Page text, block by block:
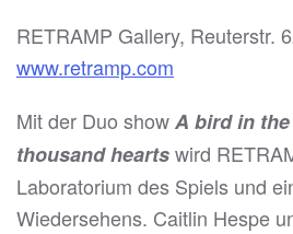
RETRAMP Gallery, Reuterstr.
www.retramp.com
Mit der Duo showA bird in
thousand heartswird
Laboratorium des Spiels und
Wiedersehens. Caitlin Hespe